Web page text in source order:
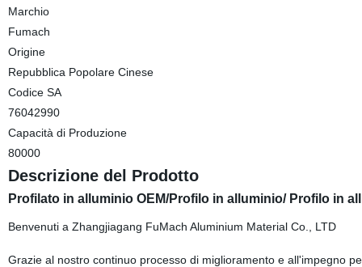
Marchio
Fumach
Origine
Repubblica Popolare Cinese
Codice SA
76042990
Capacità di Produzione
80000
Descrizione del Prodotto
Profilato in alluminio OEM/Profilo in alluminio/ Profilo in
Benvenuti a Zhangjiagang FuMach Aluminium Material Co., LTD
Grazie al nostro continuo processo di miglioramento e all'impegno